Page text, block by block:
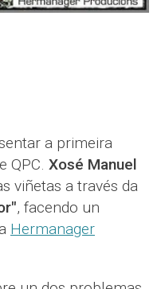
a primeira
QPC. Xosé Manuel
viñetas a través da
, facendo un
Hermanager